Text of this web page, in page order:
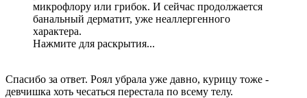
микрофлору или грибок. И сейчас продолжается
банальный дерматит, уже неаллергенного
характера.
Нажмите для раскрытия...
Спасибо за ответ. Роял убрала уже давно, курицу тоже -
девчишка хоть чесаться перестала по всему телу.